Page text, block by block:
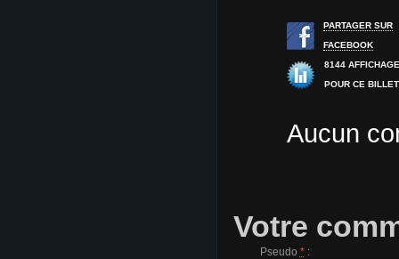
PARTAGER SUR
FACEBOOK
8144
POUR CE BILLET
Aucun
Votre
Pseudo *: